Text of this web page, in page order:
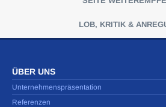
LOB, KRITIK &
ÜBER UNS
Unternehmenspräsentation
Referenzen